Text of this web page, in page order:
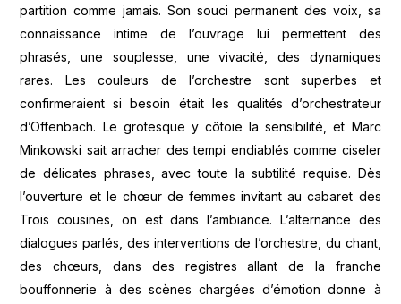
partition comme jamais. Son souci permanent des voix, sa
connaissance intime de l’ouvrage lui permettent des
phrasés, une souplesse, une vivacité, des dynamiques
rares. Les couleurs de l’orchestre sont superbes et
confirmeraient si besoin était les qualités d’orchestrateur
d’Offenbach. Le grotesque y côtoie la sensibilité, et Marc
Minkowski sait arracher des tempi endiablés comme ciseler
de délicates phrases, avec toute la subtilité requise. Dès
l’ouverture et le chœur de femmes invitant au cabaret des
Trois cousines, on est dans l’ambiance. L’alternance des
dialogues parlés, des interventions de l’orchestre, du chant,
des chœurs, dans des registres allant de la franche
bouffonnerie à des scènes chargées d’émotion donne à